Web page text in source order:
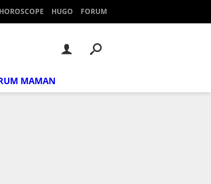
HOROSCOPE HUGO FORUM
MAMAN